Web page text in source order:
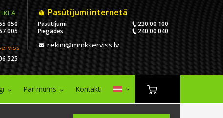
050
005
525
Pasūtījumi internetā
Pasūtījumi
230 00 100
Piegādes
240 00 040
rekini@mmkserviss.lv
Par mums Kontakti